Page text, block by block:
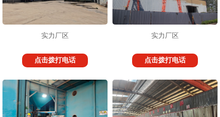
实力厂区
点击拨打电话
实力厂区
点击拨打电话